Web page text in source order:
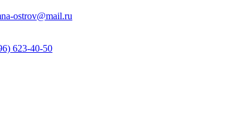
ostrov@mail.ru
623-40-50